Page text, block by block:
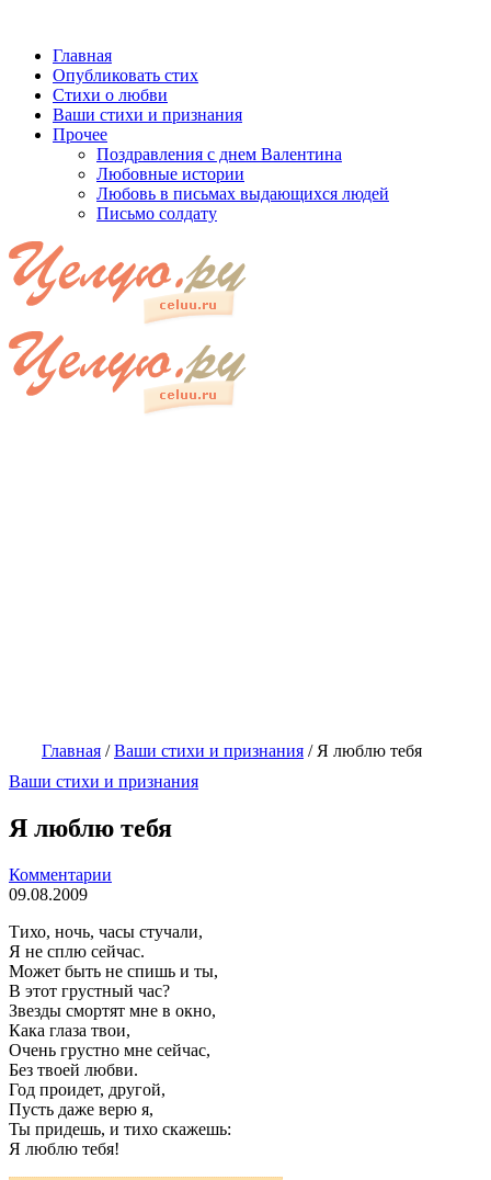
Главная
Опубликовать стих
Стихи о любви
Ваши стихи и признания
Прочее
Поздравления с днем Валентина
Любовные истории
Любовь в письмах выдающихся людей
Письмо солдату
Главная /Ваши стихи и признания / Я люблю тебя
Ваши стихи и признания
Я люблю тебя
Комментарии
09.08.2009
Тихо, ночь, часы стучали,
Я не сплю сейчас.
Может быть не спишь и ты,
В этот грустный час?
Звезды смортят мне в окно,
Кака глаза твои,
Очень грустно мне сейчас,
Без твоей любви.
Год проидет, другой,
Пусть даже верю я,
Ты придешь, и тихо скажешь:
Я люблю тебя!